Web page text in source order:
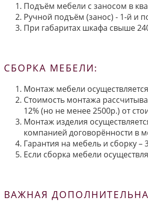
Подъём мебели с заносом в
Ручной подъём (занос) - 1-й и
При габаритах шкафа свыше
СБОРКА МЕБЕЛИ:
Монтаж мебели
Стоимость монтажа
12% (но не менее 2500р.) от
Монтаж изделия
компанией договорённости в
Гарантия на мебель и сборку –
Если сборка мебели
ВАЖНАЯ